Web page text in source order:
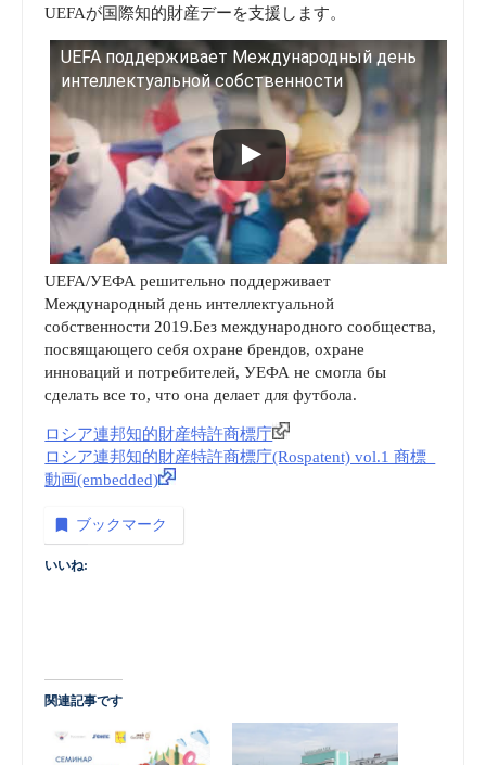
UEFAが国際知的財産デーを支援します。
UEFA поддерживает Международный день
интеллектуальной собственности
UEFA/УЕФА решительно поддерживает
Международный день интеллектуальной
собственности 2019.Без международного сообщества,
посвящающего себя охране брендов, охране
инноваций и потребителей, УЕФА не смогла бы
сделать все то, что она делает для футбола.
ロシア連邦知的財産特許商標庁
ロシア連邦知的財産特許商標庁(Rospatent) vol.1 商標_
動画(embedded)
ブックマーク
いいね:
関連記事です